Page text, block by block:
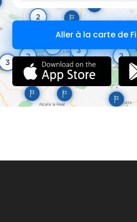
http://
Aller à la carte de